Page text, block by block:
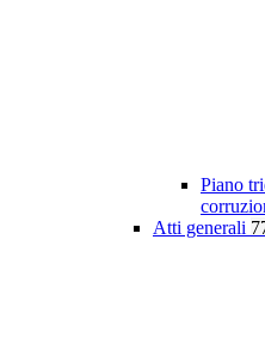
Piano
Atti generali